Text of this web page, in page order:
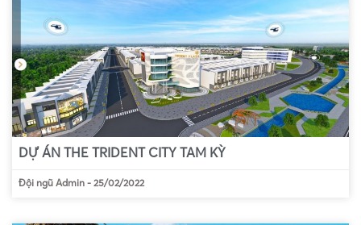
DỰ ÁN THE TRIDENT CITY TAM KỲ
Đội ngũ Admin - 25/02/2022